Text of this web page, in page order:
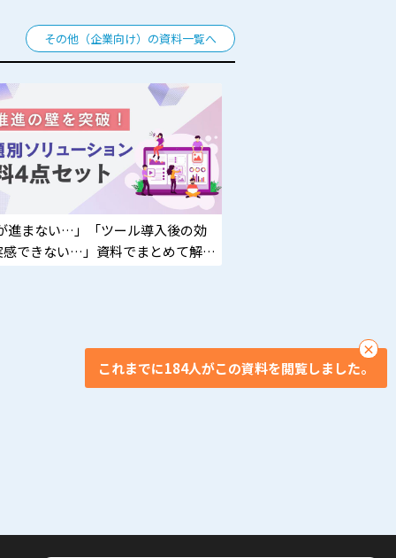
その他（企業向け）の資料一覧へ
進まない…」「ツール導入後の効
感できない…」資料でまとめて解
×
これまでに184人がこの資料を閲覧しました。